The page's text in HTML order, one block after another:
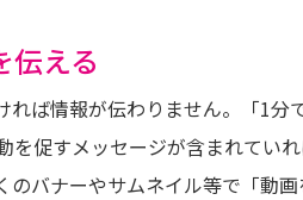
伝える
ば情報が伝わりません。「1分
を促すメッセージが含まれてい
バナーやサムネイル等で「動